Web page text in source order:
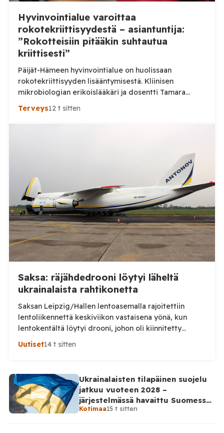
Hyvinvointialue varoittaa
rokotekriittisyydestä – asiantuntija:
”Rokotteisiin pitääkin suhtautua
kriittisesti”
Päijät-Hämeen hyvinvointialue on huolissaan
rokotekriittisyyden lisääntymisestä. Kliinisen
mikrobiologian erikoislääkäri ja dosentti Tamara
Tuuminen pitää ihmisten lisääntynyttä kriittisyyttä
myönteisenä kehityksenä. Aluehallituksen jäsen Ville-
kertoi heinäkuussa julkaisemassaan tiedotteessa,
että neuvoloissa ja kouluterveydenhuollossa on
havaittu merkkejä kasvavasta rokotekriittisyydestä.
Hyvinvointialueen mukaan rokotteiden
tarpeellisuudesta keskustellaan erityisesti […]
Terveys12 t sitten
Saksa: räjähdedrooni löytyi läheltä
ukrainalaista rahtikonetta
Saksan Leipzig/Hallen lentoasemalla rajoitettiin
lentoliikennettä keskiviikon vastaisena yönä, kun
lentokentältä löytyi drooni, johon oli kiinnitetty
epäilty räjähdelaite. Saksan viranomaiset tutkivat
lentoaseman rahtialueelta läheltä ukrainalaista
Antonov-rahtikonetta ns. esikentältä. Löytyneessä
droonissa oli tuntematonta massaa sisältänyt pakkaus
sekä sytyttimeksi epäilty osa. Poliisi ei ole
vahvistanut kaikkia yksityiskohtia, mutta […]
Uutiset14 t sitten
Ukrainalaisten tilapäinen suojelu
jatkuu vuoteen 2028 –
järjestelmässä havaittu Suomessa
satoja väärinkäytösyrityksiä
Kotimaa15 t sitten